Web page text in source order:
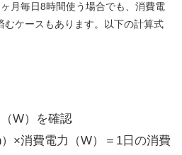
月毎日8時間使う場合でも、消費電
むケースもあります。以下の計算式
W）を確認
×消費電力（W）＝1日の消費